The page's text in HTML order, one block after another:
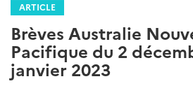
ARTICLE
Brèves Australie
Pacifique du 2
janvier 2023